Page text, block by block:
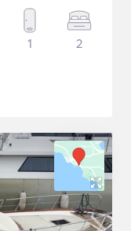
1 2